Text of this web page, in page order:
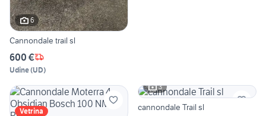
6
Cannondale trail sl
600 €
Udine(UD)
Vetrina
3
cannondale Trail sl